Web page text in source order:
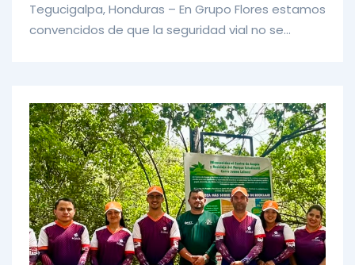
Tegucigalpa, Honduras – En Grupo Flores estamos
convencidos de que la seguridad vial no se